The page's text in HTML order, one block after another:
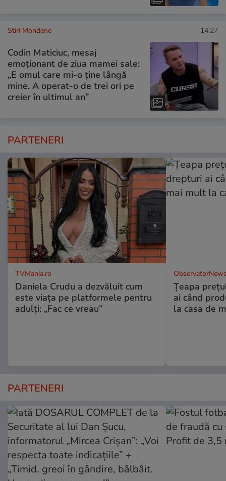
Stiri Mondene 14:27
Codin Maticiuc, mesaj
emoționant de ziua mamei sale:
„E omul care mi-o ține lângă
mine. A operat-o de trei ori pe
creier în ultimul an”
PARTENERI
TVMania.ro
Daniela Crudu a dezvăluit cum
este viața pe platformele pentru
adulți: „Fac ce vreau”
Țeapa
ai când
la casa de
PARTENERI